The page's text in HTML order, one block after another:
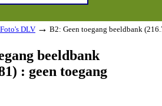
DLV → B2: Geen toegang beeldbank
beeldbank
: geen toegang